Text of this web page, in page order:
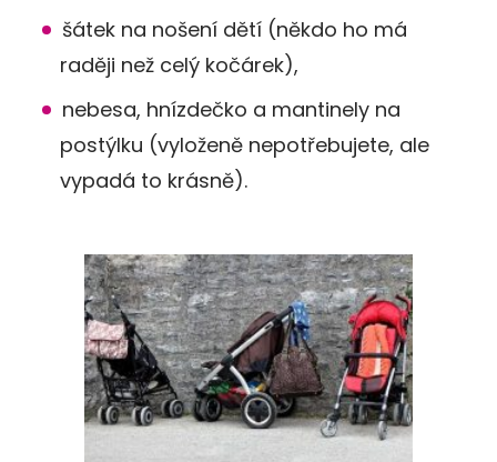
šátek na nošení dětí (někdo ho má
raději než celý kočárek),
nebesa, hnízdečko a mantinely na
postýlku (vyloženě nepotřebujete, ale
vypadá to krásně).